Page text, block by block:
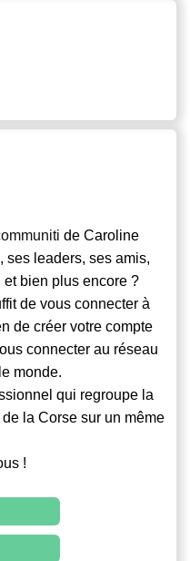
de Caroline
ses leaders, ses amis,
bien plus encore ?
de vous connecter à
de créer votre compte
connecter au réseau
monde.
qui regroupe la
la Corse sur un même
!